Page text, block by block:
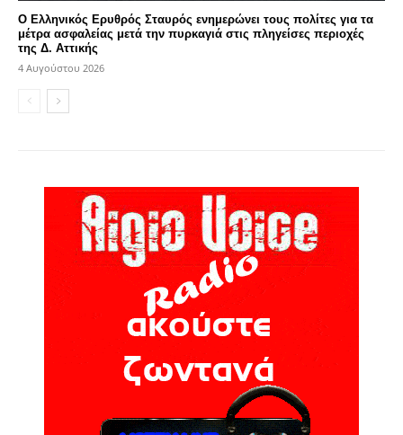
Ο Ελληνικός Ερυθρός Σταυρός ενημερώνει τους πολίτες για τα
μέτρα ασφαλείας μετά την πυρκαγιά στις πληγείσες περιοχές
της Δ. Αττικής
4 Αυγούστου 2026